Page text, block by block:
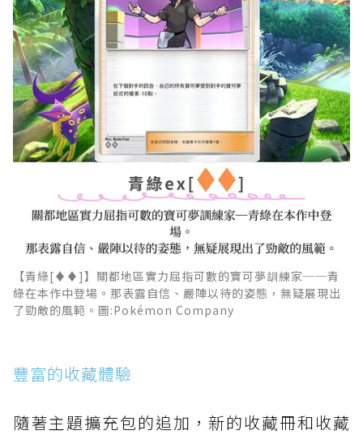
【青綠[♦♦]】關都地區實力屈指可數的寶可夢訓練家──青
綠在本作中登場。那表露自信、嚴陣以待的姿態，無疑展現出
了勁敵的風範。圖:Pokémon Company
豐富的收藏體驗
隨著主題擴充包的追加，新的收藏冊和收藏